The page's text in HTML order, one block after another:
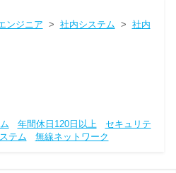
ンジニア > 社内システム > 社内
年間休日120日以上
セキュリテ
テム 無線ネットワーク